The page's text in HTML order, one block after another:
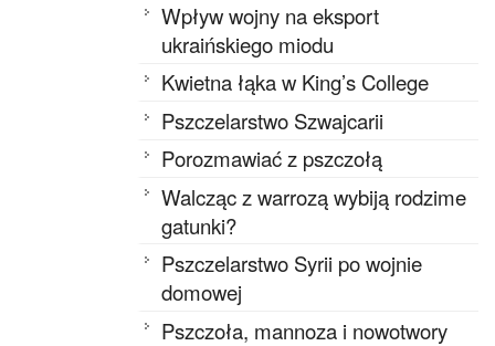
Wpływ wojny na eksport
ukraińskiego miodu
Kwietna łąka w King’s College
Pszczelarstwo Szwajcarii
Porozmawiać z pszczołą
Walcząc z warrozą wybiją rodzime
gatunki?
Pszczelarstwo Syrii po wojnie
domowej
Pszczoła, mannoza i nowotwory